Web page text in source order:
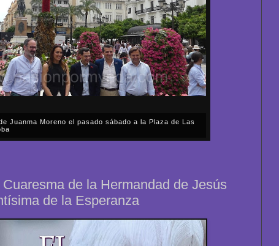
Juanma Moreno el pasado sábado a la Plaza de Las
de la Hermandad de Jesús
de la Esperanza